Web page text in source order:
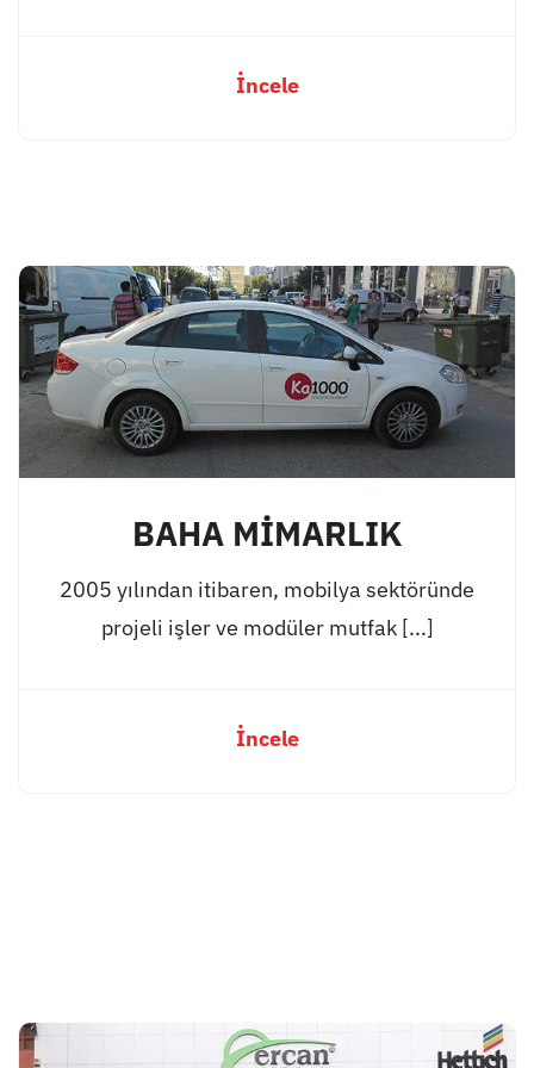
İncele
BAHA MİMARLIK
2005 yılından itibaren, mobilya sektöründe
projeli işler ve modüler mutfak [...]
İncele